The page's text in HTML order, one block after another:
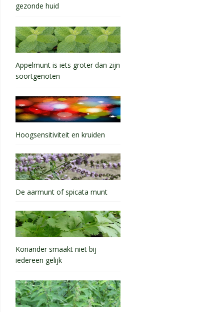
gezonde huid
Appelmunt is iets groter dan zijn
soortgenoten
Hoogsensitiviteit en kruiden
De aarmunt of spicata munt
Koriander smaakt niet bij
iedereen gelijk